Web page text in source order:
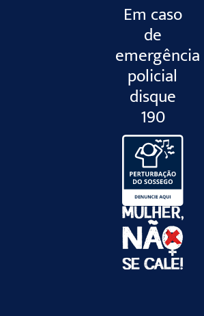
Em caso
de
emergência
policial
disque
190